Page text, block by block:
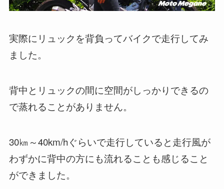
実際にリュックを背負ってバイクで走行してみ
ました。
背中とリュックの間に空間がしっかりできるの
で蒸れることがありません。
30㎞～40km/hぐらいで走行していると走行風が
わずかに背中の方にも流れることも感じること
ができました。